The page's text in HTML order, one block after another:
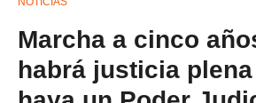
Marcha a cinco
habrá justicia